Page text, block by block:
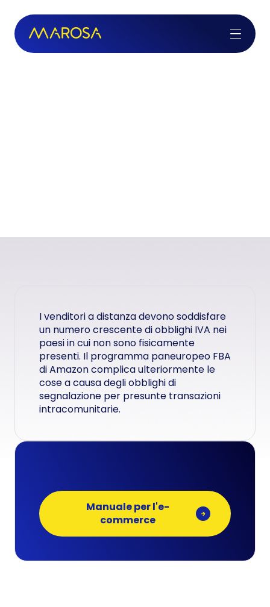
I venditori a distanza devono soddisfare
un numero crescente di obblighi IVA nei
paesi in cui non sono fisicamente
presenti. Il programma paneuropeo FBA
di Amazon complica ulteriormente le
cose a causa degli obblighi di
segnalazione per presunte transazioni
intracomunitarie.
Manuale per l'e-
commerce